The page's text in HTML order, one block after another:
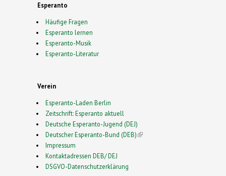
Esperanto
Häufige Fragen
Esperanto lernen
Esperanto-Musik
Esperanto-Literatur
Verein
Esperanto-Laden Berlin
Zeitschrift: Esperanto aktuell
Deutsche Esperanto-Jugend (DEJ)
Deutscher Esperanto-Bund (DEB)(link is external)
Impressum
Kontaktadressen DEB/ DEJ
DSGVO-Datenschutzerklärung